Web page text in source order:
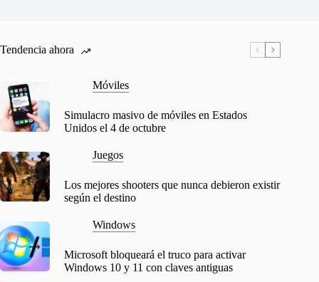
Tendencia ahora
Móviles
Simulacro masivo de móviles en Estados
Unidos el 4 de octubre
Juegos
Los mejores shooters que nunca debieron existir
según el destino
Windows
Microsoft bloqueará el truco para activar
Windows 10 y 11 con claves antiguas